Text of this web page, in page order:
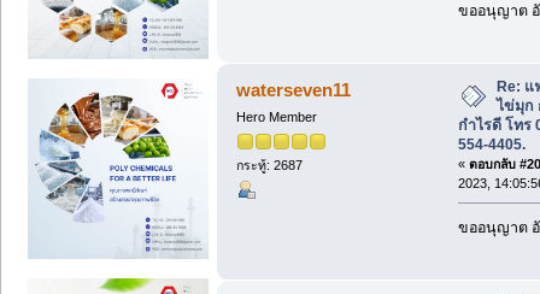
ขออนุญาต
waterseven11
Hero Member
กระทู้: 2687
Re:
ไข่มุก
กำไรดี โทร
554-4405.
« ตอบกลับ
2023,
ขออนุญาต